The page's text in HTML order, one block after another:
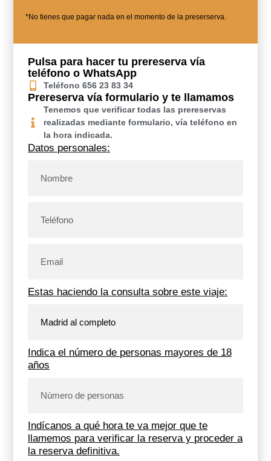
*No tienes que pagar nada en el momento de la preserserva.
Pulsa para hacer tu prereserva vía
teléfono o WhatsApp
Teléfono 656 23 83 34
Prereserva vía formulario y te llamamos
Tenemos que verificar todas las prereservas
realizadas mediante formulario, vía teléfono en
la hora indicada.
Datos personales:
Estas haciendo la consulta sobre este viaje:
Indica el número de personas mayores de 18
años
Indícanos a qué hora te va mejor que te
llamemos para verificar la reserva y proceder a
la reserva definitiva.